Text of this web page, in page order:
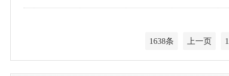
1638条 上一页 1